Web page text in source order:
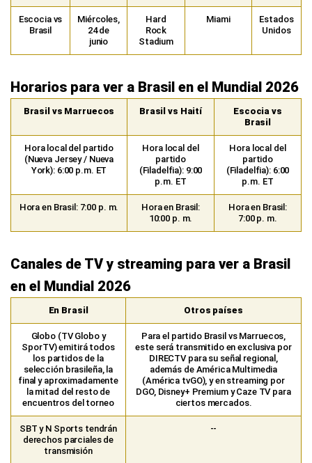
Escocia vs
Brasil
Miércoles,
24 de
junio
Hard
Rock
Stadium
Miami
Estados
Unidos
Horarios para ver a Brasil en el Mundial 2026
Brasil vs Marruecos Brasil vs Haití
Escocia vs
Brasil
Hora local del partido
(Nueva Jersey / Nueva
York): 6:00 p.m. ET
Hora local del
partido
(Filadelfia): 9:00
p.m. ET
Hora local del
partido
(Filadelfia): 6:00
p.m. ET
Hora en Brasil: 7:00 p. m.
Hora en Brasil:
10:00 p. m.
Hora en Brasil:
7:00 p. m.
Canales de TV y streaming para ver a Brasil
en el Mundial 2026
En Brasil Otros países
Globo (TV Globo y
SporTV) emitirá todos
los partidos de la
selección brasileña, la
final y aproximadamente
la mitad del resto de
encuentros del torneo
Para el partido Brasil vs Marruecos,
este será transmitido en exclusiva por
DIRECTV para su señal regional,
además de América Multimedia
(América tvGO), y en streaming por
DGO, Disney+ Premium y Caze TV para
ciertos mercados.
SBT y N Sports tendrán
derechos parciales de
transmisión
--